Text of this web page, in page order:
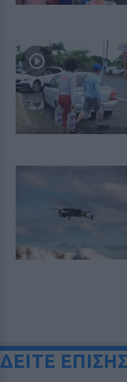
ΔΕΙΤΕ ΕΠΙΣΗΣ